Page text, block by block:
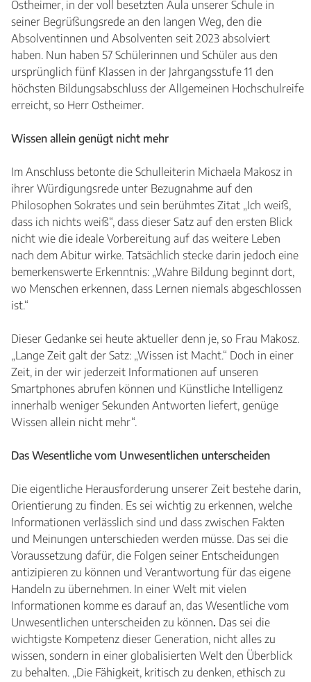
Ostheimer, in der voll besetzten Aula unserer Schule in
seiner Begrüßungsrede an den langen Weg, den die
Absolventinnen und Absolventen seit 2023 absolviert
haben. Nun haben 57 Schülerinnen und Schüler aus den
ursprünglich fünf Klassen in der Jahrgangsstufe 11 den
höchsten Bildungsabschluss der Allgemeinen Hochschulreife
erreicht, so Herr Ostheimer.
Wissen allein genügt nicht mehr
Im Anschluss betonte die Schulleiterin Michaela Makosz in
ihrer Würdigungsrede unter Bezugnahme auf den
Philosophen Sokrates und sein berühmtes Zitat „Ich weiß,
dass ich nichts weiß“, dass dieser Satz auf den ersten Blick
nicht wie die ideale Vorbereitung auf das weitere Leben
nach dem Abitur wirke. Tatsächlich stecke darin jedoch eine
bemerkenswerte Erkenntnis: „Wahre Bildung beginnt dort,
wo Menschen erkennen, dass Lernen niemals abgeschlossen
ist.“
Dieser Gedanke sei heute aktueller denn je, so Frau Makosz.
„Lange Zeit galt der Satz: „Wissen ist Macht.“ Doch in einer
Zeit, in der wir jederzeit Informationen auf unseren
Smartphones abrufen können und Künstliche Intelligenz
innerhalb weniger Sekunden Antworten liefert, genüge
Wissen allein nicht mehr“.
Das Wesentliche vom Unwesentlichen unterscheiden
Die eigentliche Herausforderung unserer Zeit bestehe darin,
Orientierung zu finden. Es sei wichtig zu erkennen, welche
Informationen verlässlich sind und dass zwischen Fakten
und Meinungen unterschieden werden müsse. Das sei die
Voraussetzung dafür, die Folgen seiner Entscheidungen
antizipieren zu können und Verantwortung für das eigene
Handeln zu übernehmen. In einer Welt mit vielen
Informationen komme es darauf an, das Wesentliche vom
Unwesentlichen unterscheiden zu können. Das sei die
wichtigste Kompetenz dieser Generation, nicht alles zu
wissen, sondern in einer globalisierten Welt den Überblick
zu behalten. „Die Fähigkeit, kritisch zu denken, ethisch zu